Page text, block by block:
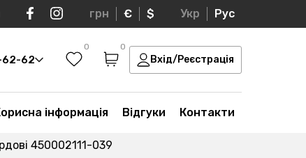
грн € $ Укр Рус
62-62
0 0
Вхід/Реєстрація
інформація Відгуки Контакти
450002111-039